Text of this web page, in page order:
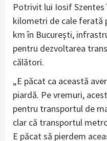
Potrivit lui Iosif
kilometri de cale ferată
km în Bucureşti,
pentru dezvoltarea
călători.
„E păcat ca această
piardă. Pe vremuri,
pentru transportul de
clar că transportul
E păcat să pierdem